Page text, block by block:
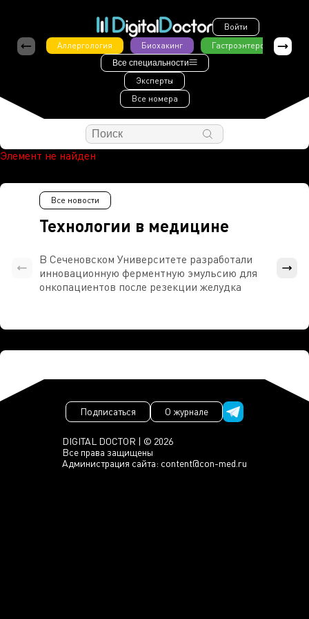
Войти
Аллергология
Биохакинг Гастроэнтерология
Все специальности
Эксперты
Все номера
Элемент не найден
Технологии в медицине
Все новости
В Сеченовском Университете разработали
инновационную ферментную эмульсию для
онкопациентов после резекции желудка
DIGITAL DOCTOR | © 2026
Все права защищены
Администрация сайта: content@con-med.ru
Подписаться О журнале